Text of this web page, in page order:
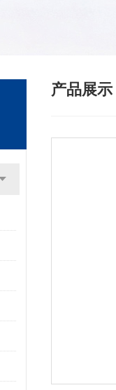
产品展示